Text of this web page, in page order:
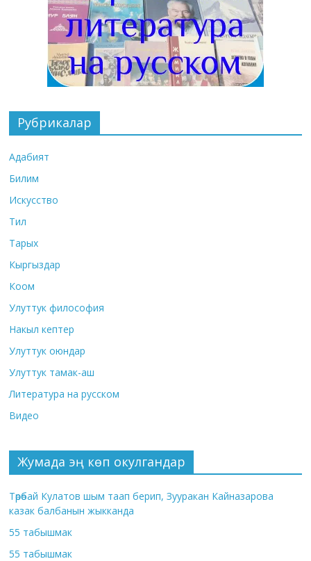
Рубрикалар
Адабият
Билим
Искусство
Тил
Тарых
Кыргыздар
Коом
Улуттук философия
Накыл кептер
Улуттук оюндар
Улуттук тамак-аш
Литература на русском
Видео
Жумада эң көп окулгандар
Төрөбай Кулатов шым таап берип, Зууракан Кайназарова
казак балбанын жыкканда
55 табышмак
55 табышмак